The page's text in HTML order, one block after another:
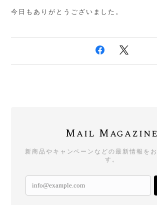
今日もありがとうございました。
Mail Magazine
新商品やキャンペーンなどの最新情報を
す。